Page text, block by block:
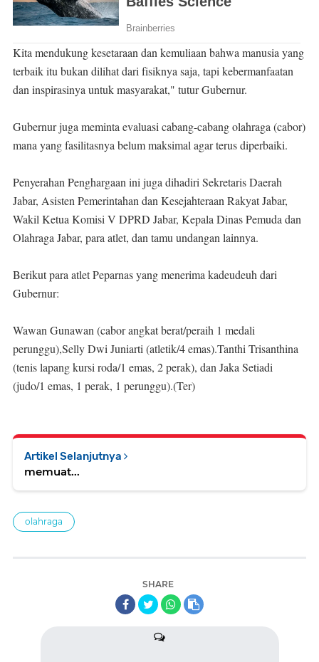
Kita mendukung kesetaraan dan kemuliaan bahwa manusia yang
terbaik itu bukan dilihat dari fisiknya saja, tapi kebermanfaatan
dan inspirasinya untuk masyarakat," tutur Gubernur.
Gubernur juga meminta evaluasi cabang-cabang olahraga (cabor)
mana yang fasilitasnya belum maksimal agar terus diperbaiki.
Penyerahan Penghargaan ini juga dihadiri Sekretaris Daerah
Jabar, Asisten Pemerintahan dan Kesejahteraan Rakyat Jabar,
Wakil Ketua Komisi V DPRD Jabar, Kepala Dinas Pemuda dan
Olahraga Jabar, para atlet, dan tamu undangan lainnya.
Berikut para atlet Peparnas yang menerima kadeudeuh dari
Gubernur:
Wawan Gunawan (cabor angkat berat/peraih 1 medali
perunggu),Selly Dwi Juniarti (atletik/4 emas).Tanthi Trisanthina
(tenis lapang kursi roda/1 emas, 2 perak), dan Jaka Setiadi
(judo/1 emas, 1 perak, 1 perunggu).(Ter)
Artikel Selanjutnya
memuat...
olahraga
SHARE